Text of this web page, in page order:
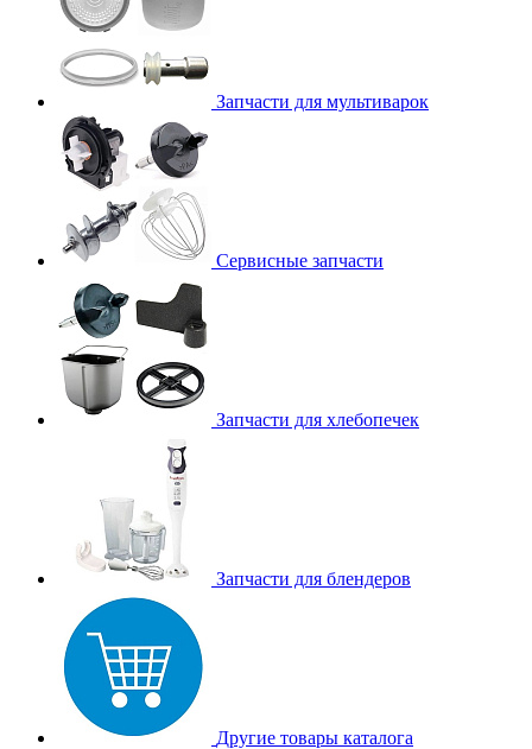
Запчасти для мультиварок
Сервисные запчасти
Запчасти для хлебопечек
Запчасти для блендеров
Другие товары каталога